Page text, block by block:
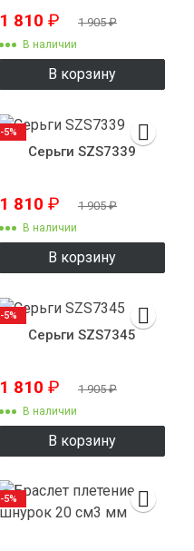
1 810 ₽ 1 905₽
В наличии
В корзину
Серьги SZS7339
1 810 ₽ 1 905₽
В наличии
В корзину
-5%
Серьги SZS7345
1 810 ₽ 1 905₽
В наличии
В корзину
-5%
-5%